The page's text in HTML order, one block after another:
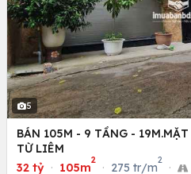
5
BÁN 105M - 9 TẦNG -
TỪ LIÊM
32 tỷ · 105m
2
· 275 tr/m
2
·